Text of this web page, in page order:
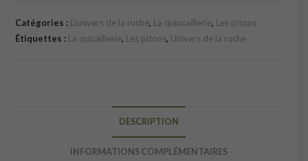
sachet
Catégories : L'univers de la ruche, La quincaillerie, Les pitons
Étiquettes : La quicaillerie, Les pitons, Univers de la ruche
DESCRIPTION
INFORMATIONS COMPLÉMENTAIRES